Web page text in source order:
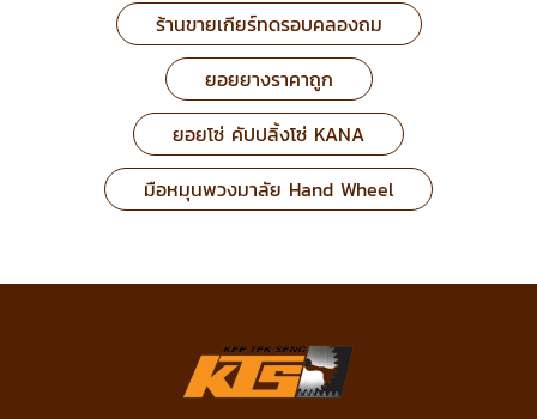
ร้านขายเกียร์ทดรอบคลองถม
ยอยยางราคาถูก
ยอยโซ่ คัปปลิ้งโซ่ KANA
มือหมุนพวงมาลัย Hand Wheel